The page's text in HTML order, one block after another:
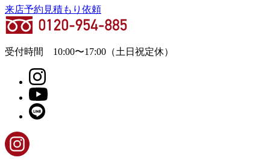
来店予約 見積もり依頼
受付時間 10:00〜17:00 （土日祝定休）